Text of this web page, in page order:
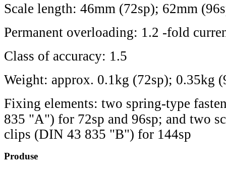
Scale length: 46mm (72sp); 62mm
Permanent overloading: 1.2 -fold
Class of accuracy: 1.5
Weight: approx. 0.1kg (72sp); 0.35kg
Fixing elements: two spring-type
835 "A") for 72sp and 96sp; and two
clips (DIN 43 835 "B") for 144sp
Produse